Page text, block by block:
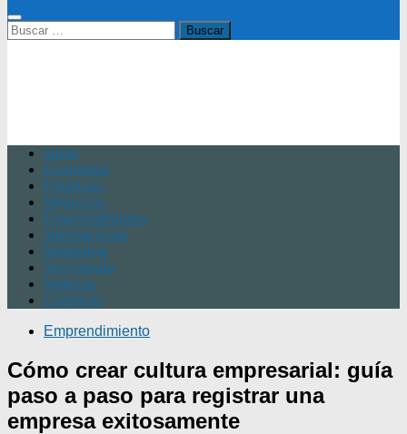
Buscar:
Inicio
Economía
Finanzas
Negocios
Emprendedores
Internacional
Marketing
Tecnología
Noticias
Contacto
Emprendimiento
Cómo crear cultura empresarial: guía
paso a paso para registrar una
empresa exitosamente